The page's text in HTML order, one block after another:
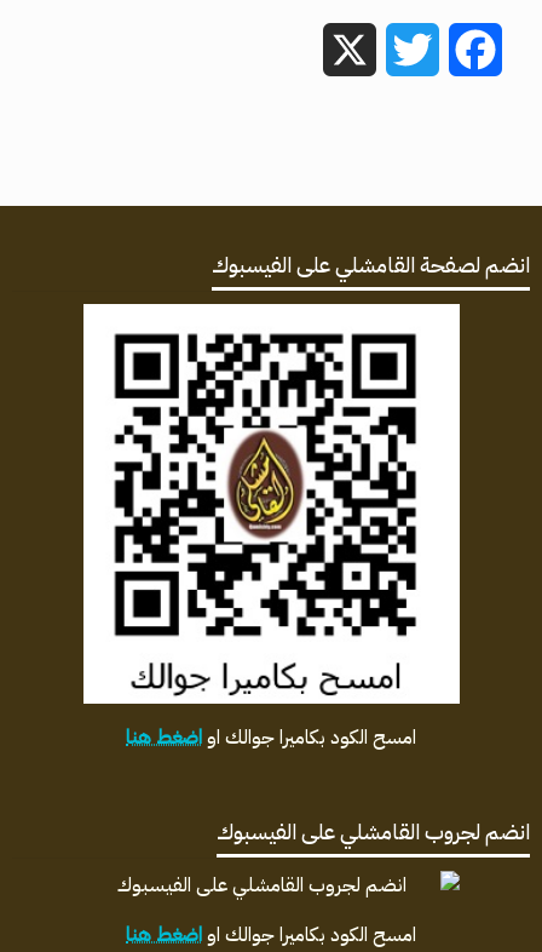
Facebook
Twitter
انضم لصفحة القامشلي على الفيسبوك
امسح الكود بكاميرا جوالك اواضغط هنا
انضم لجروب القامشلي على الفيسبوك
امسح الكود بكاميرا جوالك اواضغط هنا